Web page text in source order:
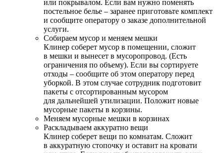
или покрывалом. Если вам нужно поменять
постельное белье – заранее приготовьте комплект
и сообщите оператору о заказе дополнительной
услуги.
Собираем мусор и меняем мешки
Клинер соберет мусор в помещении, сложит
в мешки и вынесет в мусоропровод. (Есть
ограничения по объему). Если вы сортируете
отходы – сообщите об этом оператору перед
уборкой. В этом случае сотрудник подготовит
пакеты с отсортированным мусором
для дальнейшей утилизации. Положит новые
мусорные пакеты в корзины.
Меняем мусорные мешки в корзинах
Раскладываем аккуратно вещи
Клинер соберет вещи по комнатам. Сложит
в аккуратную стопочку и оставит на кровати